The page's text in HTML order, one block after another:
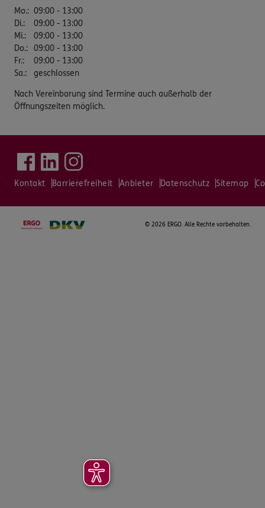
Mo.: 09:00 - 13:00
Di.:
09:00 - 13:00
Mi.:
09:00 - 13:00
Do.: 09:00 - 13:00
Fr.:
09:00 - 13:00
Sa.: geschlossen
Nach Vereinbarung sind Termine auch außerhalb der
Öffnungszeiten möglich.
Kontakt Barrierefreiheit Anbieter Datenschutz Sitemap
© 2026 ERGO. Alle Rechte vorbehalten.